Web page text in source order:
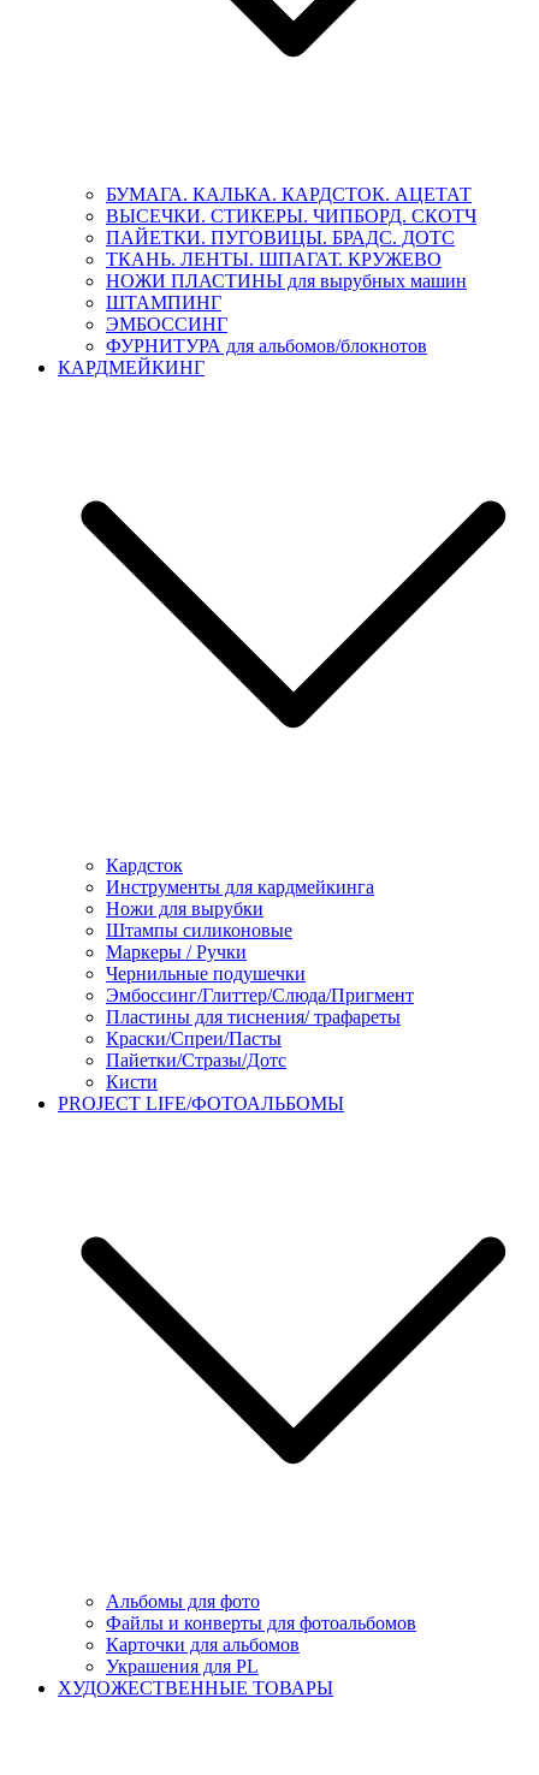
БУМАГА. КАЛЬКА. КАРДСТОК. АЦЕТАТ
ВЫСЕЧКИ. СТИКЕРЫ. ЧИПБОРД. СКОТЧ
ПАЙЕТКИ. ПУГОВИЦЫ. БРАДС. ДОТС
ТКАНЬ. ЛЕНТЫ. ШПАГАТ. КРУЖЕВО
НОЖИ ПЛАСТИНЫ для вырубных машин
ШТАМПИНГ
ЭМБОССИНГ
ФУРНИТУРА для альбомов/блокнотов
КАРДМЕЙКИНГ
Кардсток
Инструменты для кардмейкинга
Ножи для вырубки
Штампы силиконовые
Маркеры / Ручки
Чернильные подушечки
Эмбоссинг/Глиттер/Слюда/Пригмент
Пластины для тиснения/ трафареты
Краски/Спреи/Пасты
Пайетки/Стразы/Дотс
Кисти
PROJECT LIFE/ФОТОАЛЬБОМЫ
Альбомы для фото
Файлы и конверты для фотоальбомов
Карточки для альбомов
Украшения для PL
ХУДОЖЕСТВЕННЫЕ ТОВАРЫ